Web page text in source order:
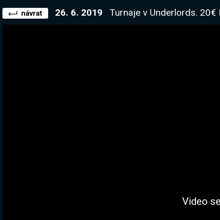
návrat 26. 6. 2019 Turnaje v Underlords. 20€
Video